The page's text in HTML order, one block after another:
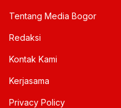
Tentang Media Bogor
Redaksi
Kontak Kami
Kerjasama
Privacy Policy